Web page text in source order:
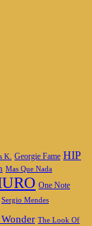
K. Georgie Fame HIP
Mas Que Nada
One Note
Sergio Mendes
The Look Of